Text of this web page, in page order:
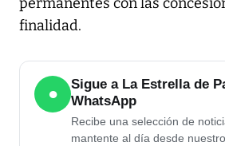
permanentes con las
finalidad.
●
Sigue a La Estrella de
WhatsApp
Recibe una selección de
mantente al día desde